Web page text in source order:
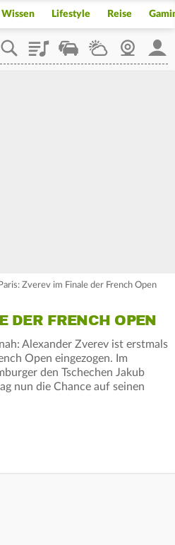
Wissen Lifestyle Reise
PlaylistStaupilotWetterWebcam
Zverev im Finale der French Open
DER FRENCH OPEN
Alexander Zverev ist erstmals
Open eingezogen. Im
den Tschechen Jakub
nun die Chance auf seinen